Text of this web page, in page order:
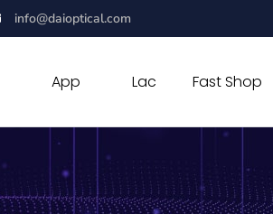
info@daioptical.com
App Lac Fast Shop